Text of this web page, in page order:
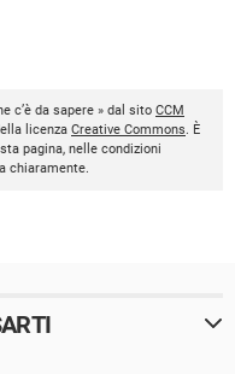
c’è da sapere » dal sito CCM
licenza Creative Commons . È
pagina, nelle condizioni
chiaramente.